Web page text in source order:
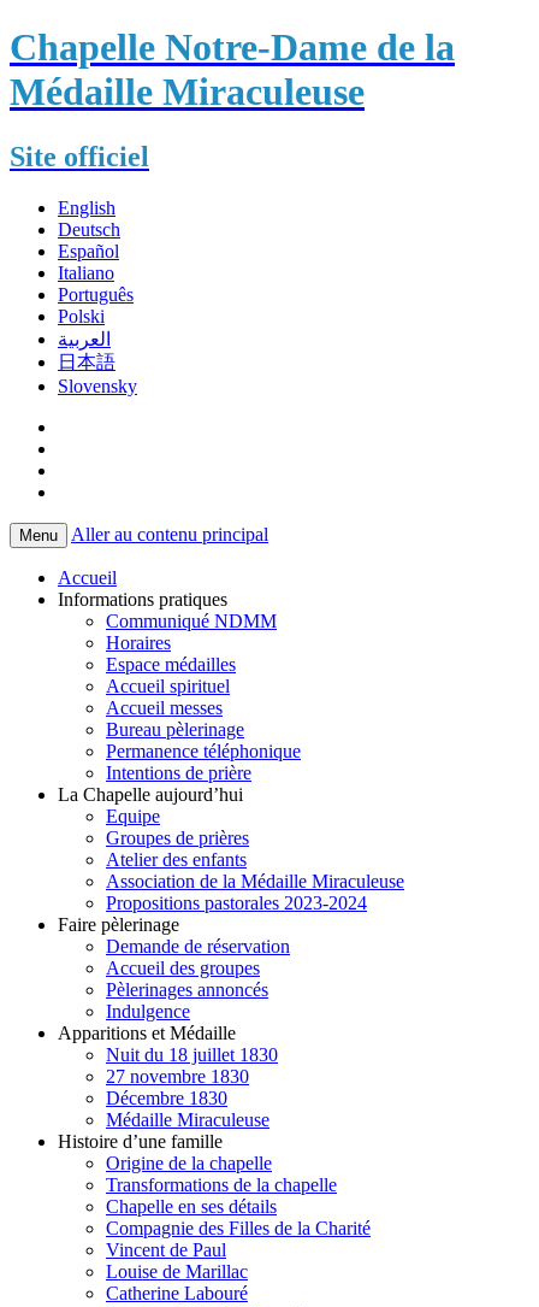
Chapelle Notre-Dame de la
Médaille Miraculeuse
Site officiel
English
Deutsch
Español
Italiano
Português
Polski
العربية
日本語
Slovensky
Menu Aller au contenu principal
Accueil
Informations pratiques
Communiqué NDMM
Horaires
Espace médailles
Accueil spirituel
Accueil messes
Bureau pèlerinage
Permanence téléphonique
Intentions de prière
La Chapelle aujourd’hui
Equipe
Groupes de prières
Atelier des enfants
Association de la Médaille Miraculeuse
Propositions pastorales 2023-2024
Faire pèlerinage
Demande de réservation
Accueil des groupes
Pèlerinages annoncés
Indulgence
Apparitions et Médaille
Nuit du 18 juillet 1830
27 novembre 1830
Décembre 1830
Médaille Miraculeuse
Histoire d’une famille
Origine de la chapelle
Transformations de la chapelle
Chapelle en ses détails
Compagnie des Filles de la Charité
Vincent de Paul
Louise de Marillac
Catherine Labouré